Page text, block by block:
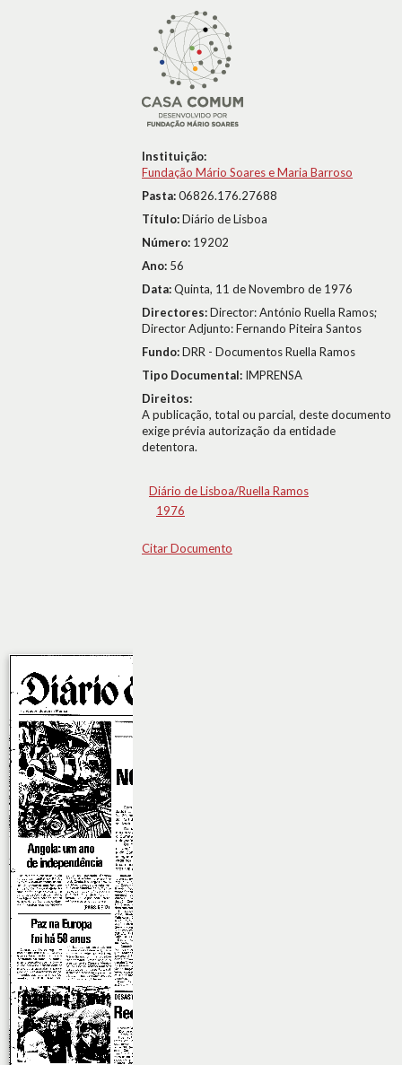
Instituição:
Fundação Mário Soares e Maria Barroso
Pasta:06826.176.27688
Título:Diário de Lisboa
Número: 19202
Ano: 56
Data:Quinta, 11 de Novembro de 1976
Directores:Director: António Ruella Ramos;
Director Adjunto: Fernando Piteira Santos
Fundo:DRR - Documentos Ruella Ramos
Tipo Documental: IMPRENSA
Direitos:
A publicação, total ou parcial, deste documento
exige prévia autorização da entidade
detentora.
Diário de Lisboa/Ruella Ramos
1976
Citar Documento